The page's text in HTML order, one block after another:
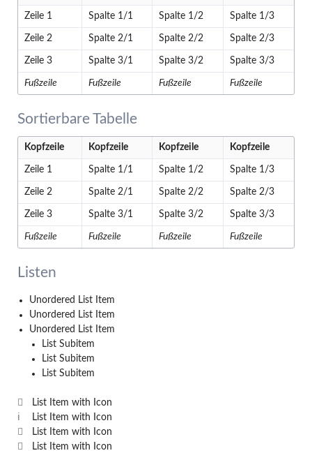
Fußzeile Fußzeile Fußzeile Fußzeile
Zeile 1 Spalte 1/1 Spalte 1/2 Spalte 1/3
Zeile 2 Spalte 2/1 Spalte 2/2 Spalte 2/3
Zeile 3 Spalte 3/1 Spalte 3/2 Spalte 3/3
Sortierbare Tabelle
Kopfzeile Kopfzeile Kopfzeile Kopfzeile
Fußzeile Fußzeile Fußzeile Fußzeile
Zeile 1 Spalte 1/1 Spalte 1/2 Spalte 1/3
Zeile 2 Spalte 2/1 Spalte 2/2 Spalte 2/3
Zeile 3 Spalte 3/1 Spalte 3/2 Spalte 3/3
Listen
Unordered List Item
Unordered List Item
Unordered List Item
List Subitem
List Subitem
List Subitem
List Item with Icon
List Item with Icon
List Item with Icon
List Item with Icon